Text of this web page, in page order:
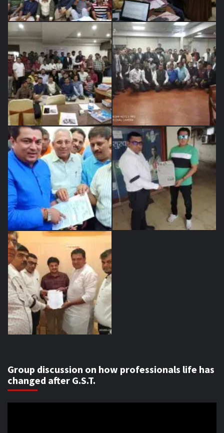
Group discussion on how professionals life has
changed after G.S.T.